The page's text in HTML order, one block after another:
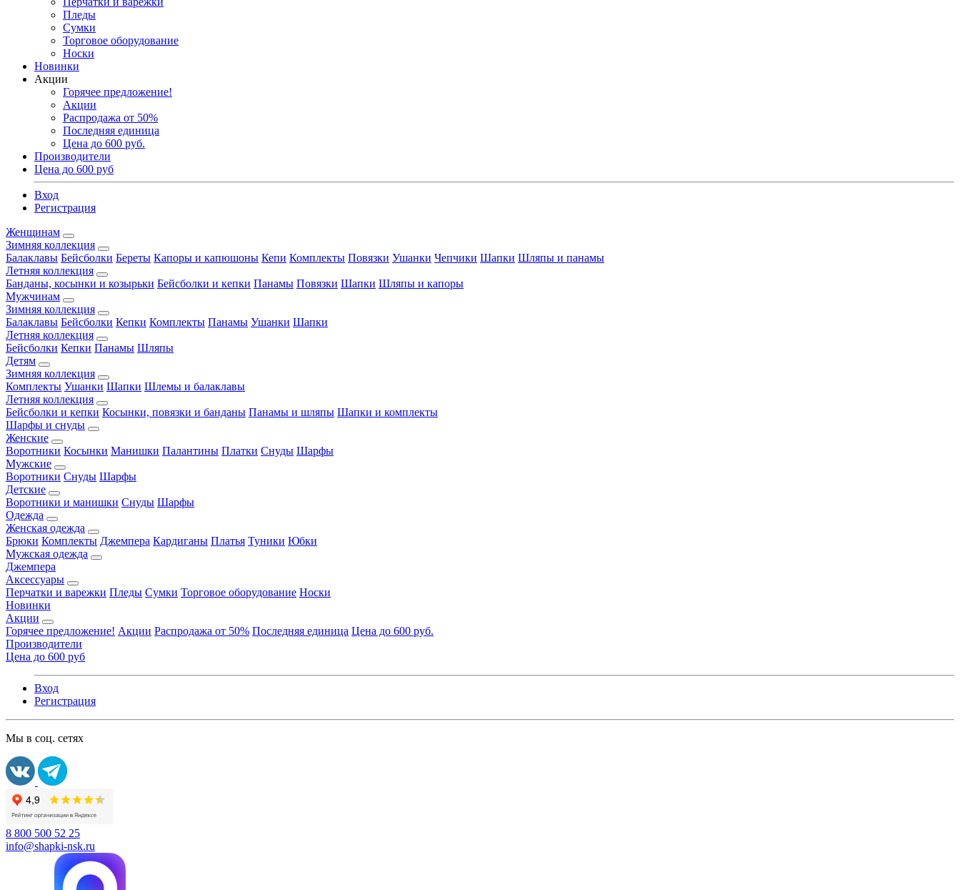
Пледы
Сумки
Торговое оборудование
Носки
Новинки
Акции
Горячее предложение!
Акции
Распродажа от 50%
Последняя единица
Цена до 600 руб.
Производители
Цена до 600 руб
Вход
Регистрация
Женщинам
Зимняя коллекция
Балаклавы Бейсболки Береты Капоры и капюшоны Кепи Комплекты Повязки Ушанки Чепчики Шапки Шляпы и панамы
Летняя коллекция
Банданы, косынки и козырьки Бейсболки и кепки Панамы Повязки Шапки Шляпы и капоры
Мужчинам
Зимняя коллекция
Балаклавы Бейсболки Кепки Комплекты Панамы Ушанки Шапки
Летняя коллекция
Бейсболки Кепки Панамы Шляпы
Детям
Зимняя коллекция
Комплекты Ушанки Шапки Шлемы и балаклавы
Летняя коллекция
Бейсболки и кепки Косынки, повязки и банданы Панамы и шляпы Шапки и комплекты
Шарфы и снуды
Женские
Воротники Косынки Манишки Палантины Платки Снуды Шарфы
Мужские
Воротники Снуды Шарфы
Детские
Воротники и манишки Снуды Шарфы
Одежда
Женская одежда
Брюки Комплекты Джемпера Кардиганы Платья Туники Юбки
Мужская одежда
Джемпера
Аксессуары
Перчатки и варежки Пледы Сумки Торговое оборудование Носки
Новинки
Акции
Горячее предложение! Акции Распродажа от 50% Последняя единица Цена до 600 руб.
Производители
Цена до 600 руб
Вход
Регистрация
Мы в соц. сетях
8 800 500 52 25
info@shapki-nsk.ru